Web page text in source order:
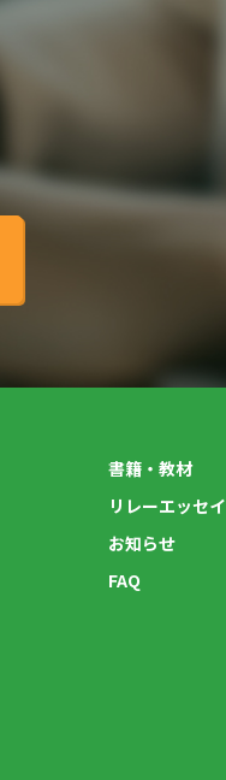
書籍・教材
リレーエッセイ
お知らせ
FAQ